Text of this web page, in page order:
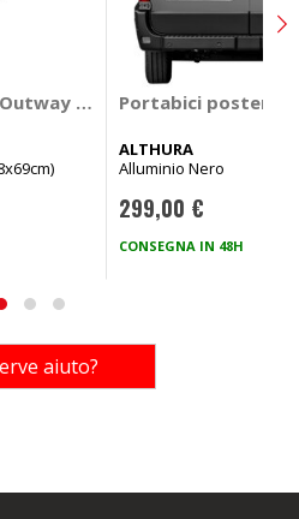
Hanging 995 - THULE
Portabici posteriore
ALTHURA
Alluminio Nero
299,00 €
CONSEGNA IN 48H
aiuto?